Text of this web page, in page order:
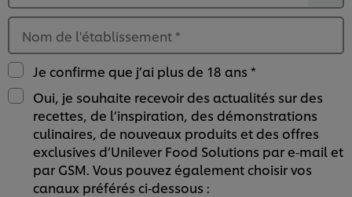
Nom de l'établissement *
Je confirme que j’ai plus de 18 ans *
Oui, je souhaite recevoir des actualités sur des
recettes, de l’inspiration, des démonstrations
culinaires, de nouveaux produits et des offres
exclusives d’Unilever Food Solutions par e‑mail et
par GSM. Vous pouvez également choisir vos
canaux préférés ci‑dessous :